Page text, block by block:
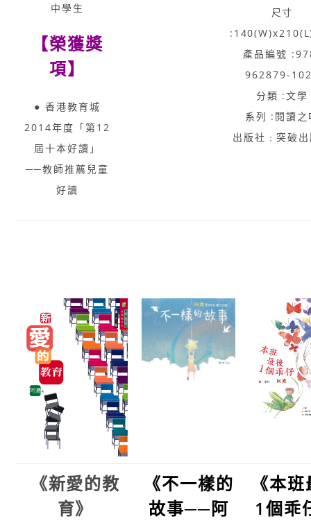
中學生
【榮獲獎
項】
● 香港教育城
2014年度「第12
屆十本好讀」
──教師推薦兒童
好讀
尺寸
產品編號
962879-
分類 :文學
系列 :閱讀之
出版社﹕突破
《新愛的教
育》
《不一樣的
故事──阿
《本
1個乖